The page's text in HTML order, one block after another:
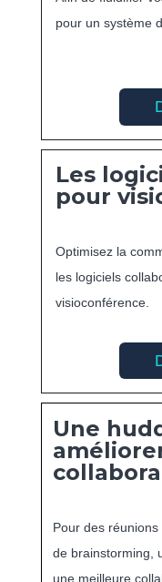
pour un système
Les
pour
Optimisez la
les logiciels
visioconférence.
Une
Pour des
de brainstorming,
une meilleure